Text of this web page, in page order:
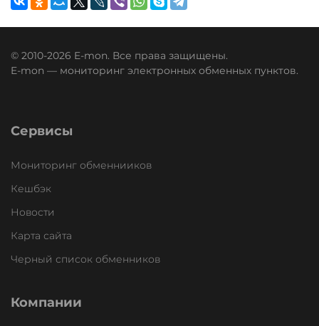
© 2010-2026 E-mon. Все права защищены.
E-mon — мониторинг электронных обменных пунктов.
Сервисы
Мониторинг обменнииков
Кешбэк
Новости
Карта сайта
Черный список обменников
Компании